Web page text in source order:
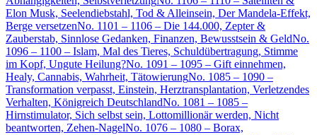
Elon Musk, Seelendiebstahl, Tod & Alleinsein, Der Mandela-Effekt,
Berge versetzenNo. 1101 – 1106 – Die 144.000, Zepter &
Zauberstab, Sinnlose Gedanken, Finanzen, Bewusstsein & GeldNo.
1096 – 1100 – Islam, Mal des Tieres, Schuldübertragung, Stimme
im Kopf, Ungute Heilung?No. 1091 – 1095 – Gift einnehmen,
Healy, Cannabis, Wahrheit, TätowierungNo. 1085 – 1090 –
Transformation verpasst, Einstein, Herztransplantation, Verletzendes
Verhalten, Königreich DeutschlandNo. 1081 – 1085 –
Hirnstimulator, Sich selbst sein, Lottomillionär werden, Nicht
beantworten, Zehen-NagelNo. 1076 – 1080 – Borax,